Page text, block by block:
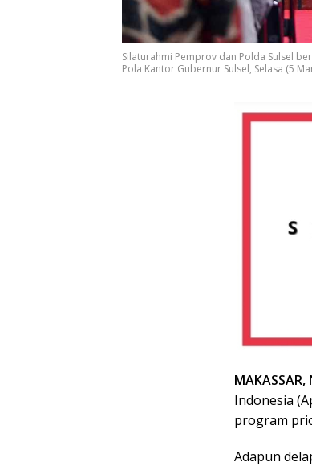
Silaturahmi Pemprov dan Polda Sulsel
Pola Kantor Gubernur Sulsel, Selasa (5
Indonesia
program
Adapun